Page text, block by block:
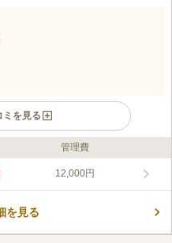
ミを見る
でくるにもアクセス至便です。
地蔵様が寺院の目印となり、境内
管理費
12,000円
を見る